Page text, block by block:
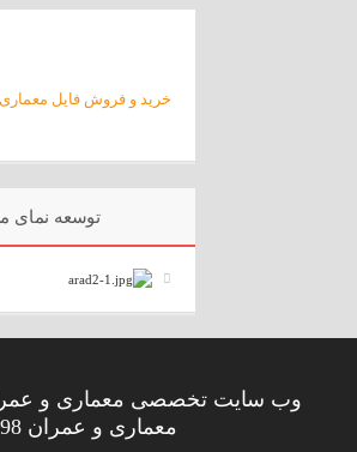
خرید و فروش فایل معماری
توسعه نمای
وب سایت تخصصی معماری و
معماری و عمران 98